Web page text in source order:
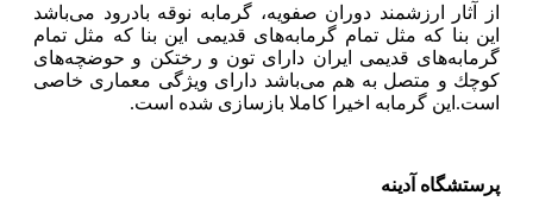
از آثار ارزشمند دوران صفویه، گرمابه نوقه بادرود می‌باشد
این بنا كه مثل تمام گرمابه‌های قدیمی این بنا كه مثل تمام
گرمابه‌های قدیمی ایران دارای تون و رختكن و حوضچه‌های
كوچك و متصل به هم می‌باشد دارای ویژگی معماری خاصی
است.این گرمابه اخیرا کاملا بازسازی شده است.
پرستشگاه آدینه